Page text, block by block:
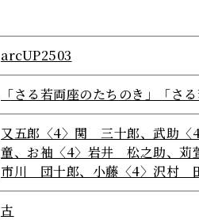
arcUP2503
「さる若両座のたちのき」「さ
又五郎〈4〉関 三十郎、武助
童、お袖〈4〉岩井 松之助、
市川 団十郎、小藤〈4〉沢村
古